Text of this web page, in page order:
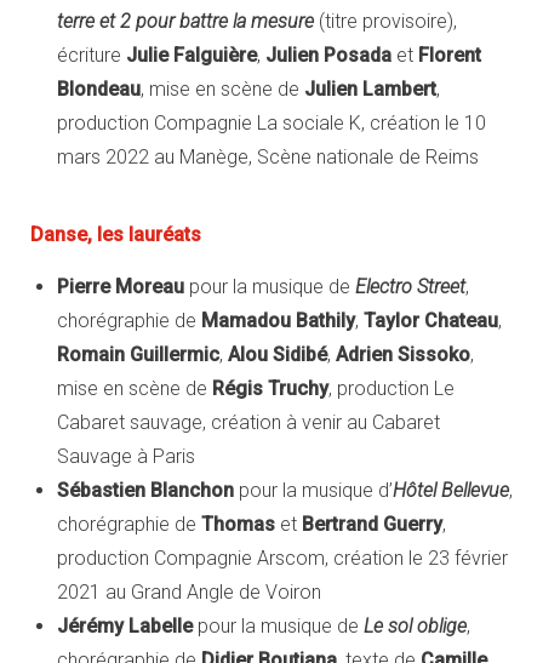
terre et 2 pour battre la mesure (titre provisoire),
écriture Julie Falguière, Julien Posada et Florent
Blondeau, mise en scène de Julien Lambert,
production Compagnie La sociale K, création le 10
mars 2022 au Manège, Scène nationale de Reims
Danse, les lauréats
Pierre Moreau pour la musique de Electro Street,
chorégraphie de Mamadou Bathily, Taylor Chateau,
Romain Guillermic, Alou Sidibé, Adrien Sissoko,
mise en scène de Régis Truchy, production Le
Cabaret sauvage, création à venir au Cabaret
Sauvage à Paris
Sébastien Blanchon pour la musique d’Hôtel Bellevue,
chorégraphie de Thomas et Bertrand Guerry,
production Compagnie Arscom, création le 23 février
2021 au Grand Angle de Voiron
Jérémy Labellepour la musique de Le sol oblige,